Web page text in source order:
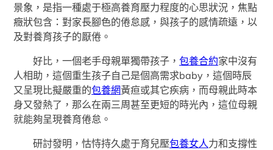
景象，是指一種處于極高養育壓力程度的心思狀況，焦點
癥狀包含：對家長腳色的倦怠感，與孩子的感情疏遠，以
及對養育孩子的厭倦。
好比，一個老手母親單獨帶孩子，包養合約家中沒有
人相助，這個重生孩子自己是個高需求baby，這個時辰
又呈現比擬嚴重的包養網黃疸或其它疾病，而母親此時本
身又發熱了，那么在兩三周甚至更短的時光內，這位母親
就能夠呈現養育倦怠。
研討發明，怙恃持久處于育兒壓包養女人力和支撐性